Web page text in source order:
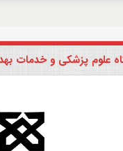
علوم پزشکی و خدمات